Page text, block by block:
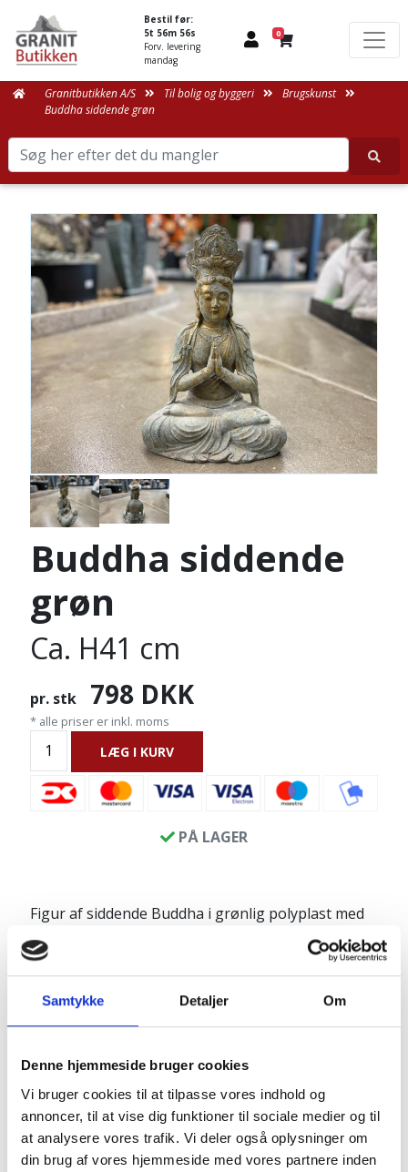
Samtykke Detaljer Om
Denne hjemmeside bruger cookies
Vi bruger cookies til at tilpasse vores indhold og
annoncer, til at vise dig funktioner til sociale medier og til
at analysere vores trafik. Vi deler også oplysninger om
din brug af vores hjemmeside med vores partnere inden
Buddha siddende
grøn
Ca. H41 cm
pr. stk 798 DKK
* alle priser er inkl. moms
LÆG I KURV
PÅ LAGER
Figur af siddende Buddha i grønlig polyplast med
gyldne detaljer
Anbefales kun til indendørs brug
Produktinfo:
Bredde: ca. 28 cm
Længde: ca. 18 cm
Pakkes og sendes på emballagetype: Pakke
Bestil før:
5t 56m 56s
Forv. levering
mandag
0
Granitbutikken A/S Til bolig og byggeri
Brugskunst
Buddha siddende grøn